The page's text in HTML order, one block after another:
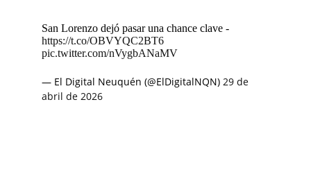
San Lorenzo dejó pasar una chance clave -
https://t.co/OBVYQC2BT6
pic.twitter.com/nVygbANaMV
— El Digital Neuquén (@ElDigitalNQN) 29 de
abril de 2026